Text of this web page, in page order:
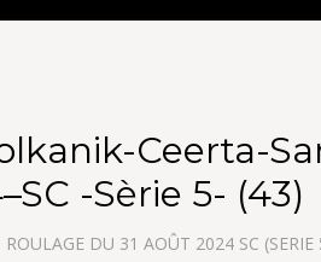
Ceerta-
-Sèrie 5- (43)
ROULAGE DU 31 AOÛT 2024 SC (SERIE